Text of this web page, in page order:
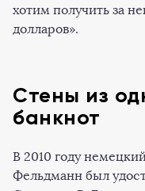
хотим получить за
долларов».
Стены из
банкнот
В 2010 году
Фельдманн был